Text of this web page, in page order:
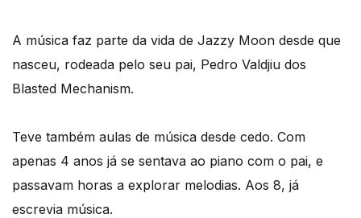
A música faz parte da vida de Jazzy Moon desde que
nasceu, rodeada pelo seu pai, Pedro Valdjiu dos
Blasted Mechanism.
Teve também aulas de música desde cedo. Com
apenas 4 anos já se sentava ao piano com o pai, e
passavam horas a explorar melodias. Aos 8, já
escrevia música.